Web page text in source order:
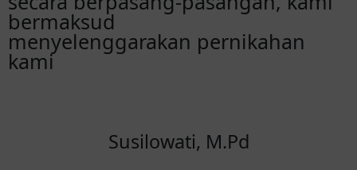
bermaksud
menyelenggarakan pernikahan
kami
Susilowati, M.Pd